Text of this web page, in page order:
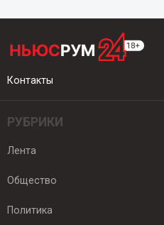
Контакты
РУБРИКИ
Лента
Общество
Политика